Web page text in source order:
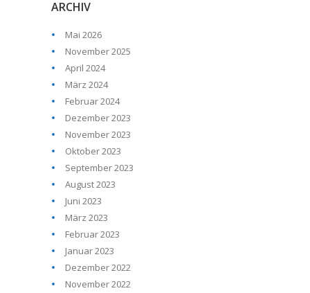
ARCHIV
Mai 2026
November 2025
April 2024
März 2024
Februar 2024
Dezember 2023
November 2023
Oktober 2023
September 2023
August 2023
Juni 2023
März 2023
Februar 2023
Januar 2023
Dezember 2022
November 2022